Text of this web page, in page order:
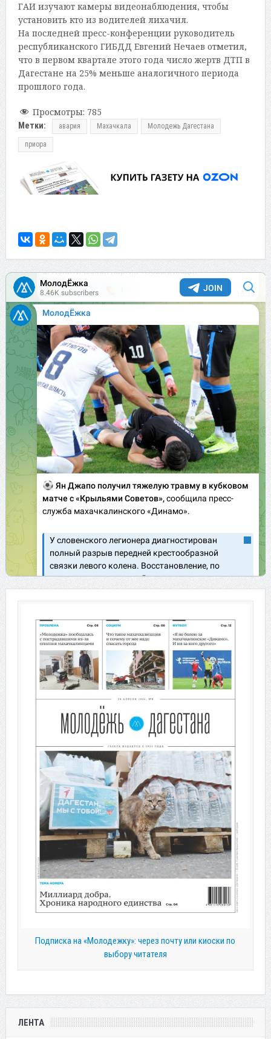
ГАИ изучают камеры видеонаблюдения, чтобы
установить кто из водителей лихачил.
На последней пресс-конференции руководитель
республиканского ГИБДД Евгений Нечаев отметил,
что в первом квартале этого года число жертв ДТП в
Дагестане на 25% меньше аналогичного периода
прошлого года.
Просмотры: 785
Метки: авария Махачкала Молодежь Дагестана
приора
Подписка на «Молодежку»: через почту или киоски по
выбору читателя
ЛЕНТА